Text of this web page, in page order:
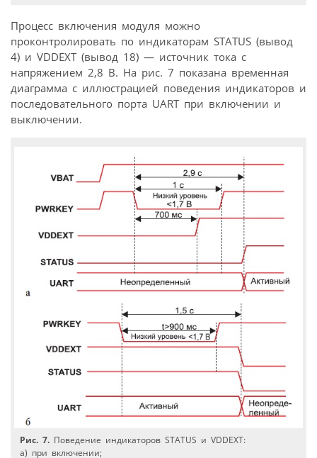
Процесс включения модуля можно
проконтролировать по индикаторам STATUS (вывод
4) и VDDEXT (вывод 18) — источник тока с
напряжением 2,8 В. На рис. 7 показана временная
диаграмма с иллюстрацией поведения индикаторов и
последовательного порта UART при включении и
выключении.
Рис. 7. Поведение индикаторов STATUS и VDDEXT:
а) при включении;